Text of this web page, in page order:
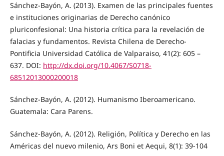
Sánchez-Bayón, A. (2013). Examen de las principales fuentes
e instituciones originarias de Derecho canónico
pluriconfesional: Una historia crítica para la revelación de
falacias y fundamentos. Revista Chilena de Derecho-
Pontificia Universidad Católica de Valparaiso, 41(2): 605 –
637. DOI: http://dx.doi.org/10.4067/S0718-
68512013000200018
Sánchez-Bayón, A. (2012). Humanismo Iberoamericano.
Guatemala: Cara Parens.
Sánchez-Bayón, A. (2012). Religión, Política y Derecho en las
Américas del nuevo milenio, Ars Boni et Aequi, 8(1): 39-104